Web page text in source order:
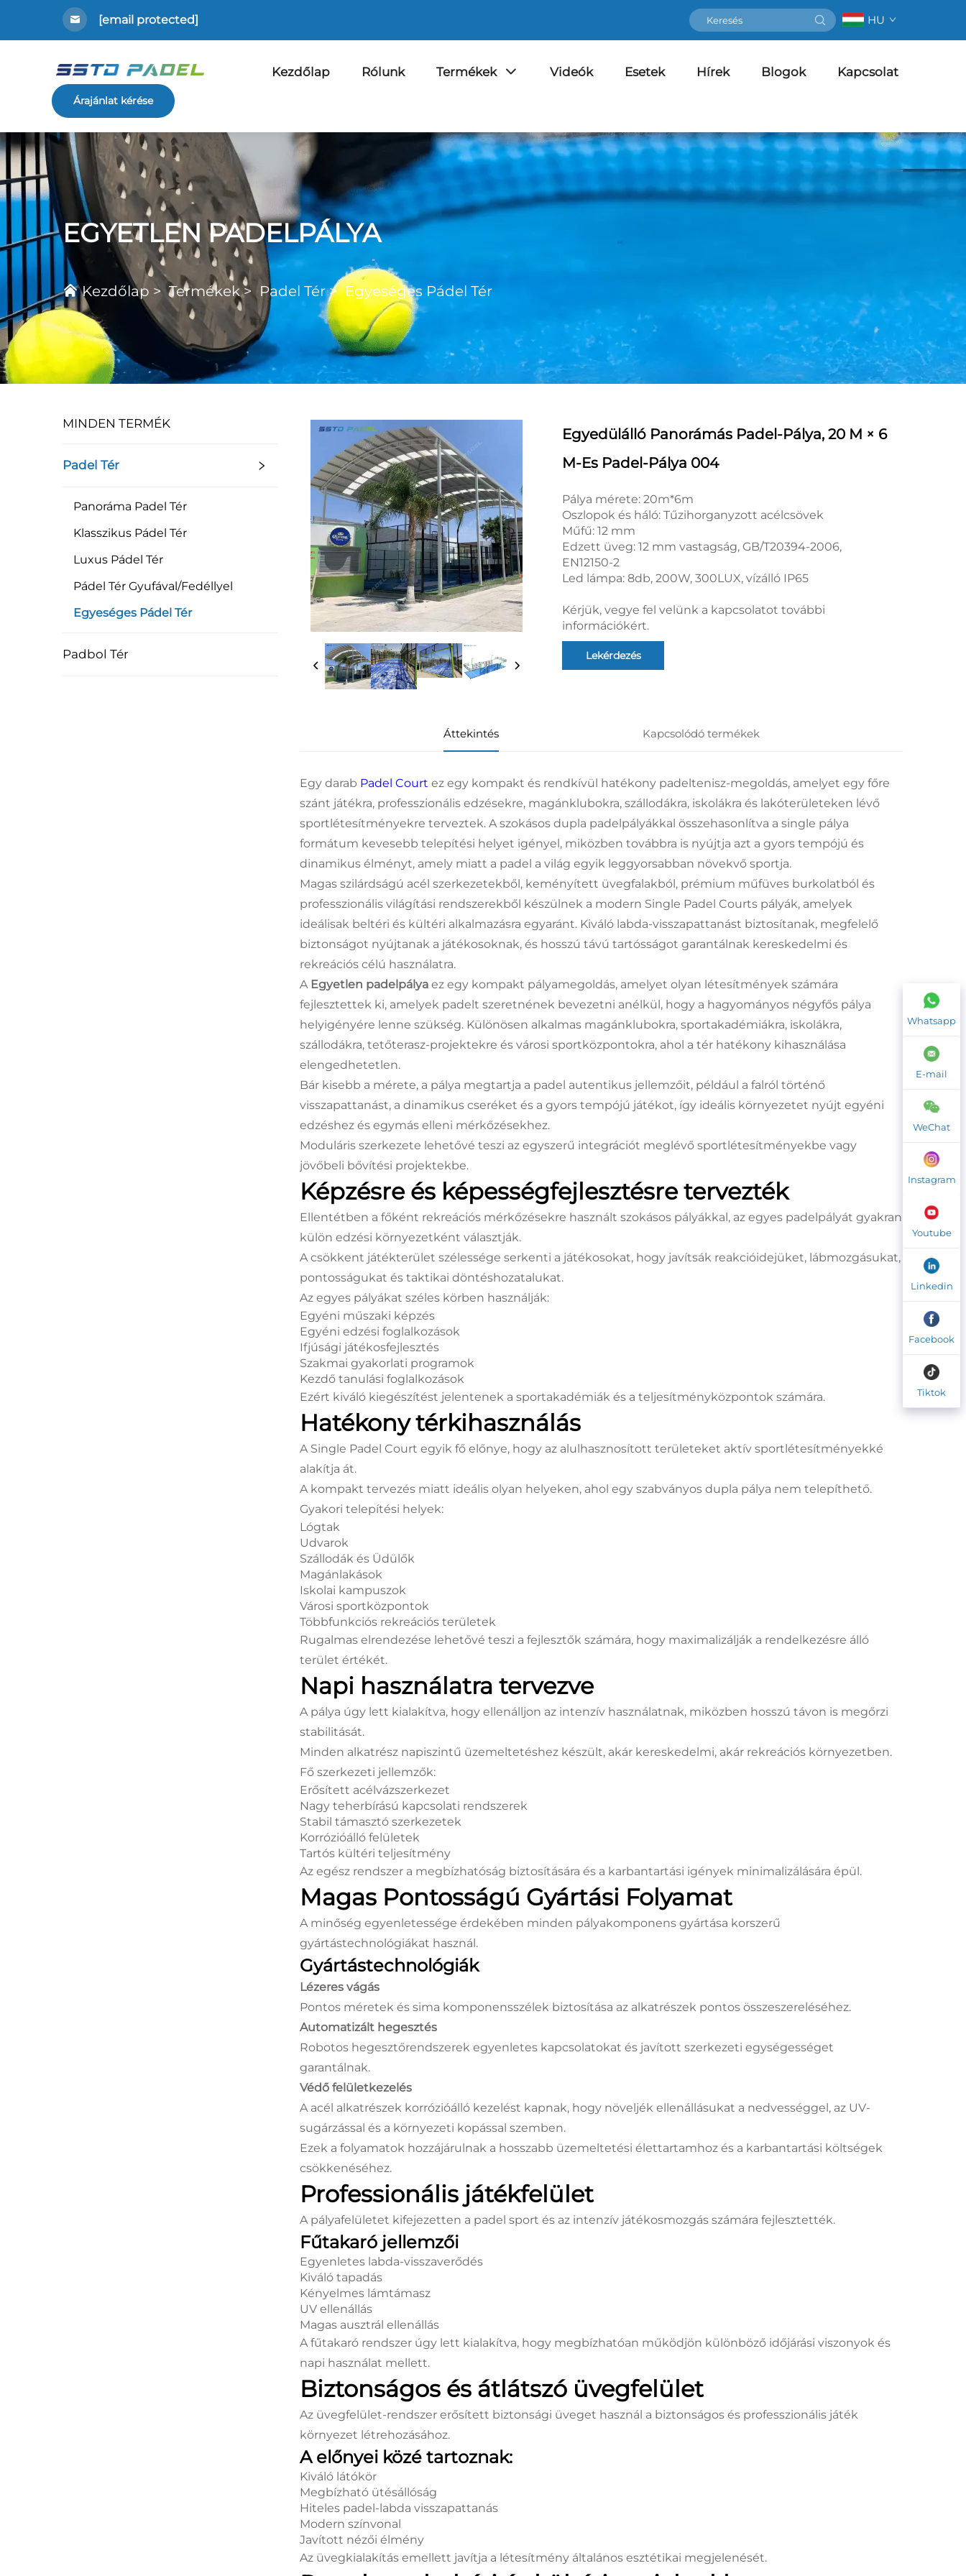
[email protected] HU
Kezdőlap Rólunk Termékek Videók Esetek Hírek Blogok Kapcsolat
Árajánlat kérése
EGYETLEN PADELPÁLYA
Kezdőlap >Termékek>Padel Tér>Egyeséges Pádel Tér
MINDEN TERMÉK
Padel Tér
Panoráma Padel Tér
Klasszikus Pádel Tér
Luxus Pádel Tér
Pádel Tér Gyufával/Fedéllyel
Egyeséges Pádel Tér
Padbol Tér
Egyedülálló Panorámás Padel-Pálya, 20 M × 6
M-Es Padel-Pálya 004
Pálya mérete: 20m*6m
Oszlopok és háló: Tűzihorganyzott acélcsövek
Műfű: 12 mm
Edzett üveg: 12 mm vastagság, GB/T20394-2006,
EN12150-2
Led lámpa: 8db, 200W, 300LUX, vízálló IP65
Kérjük, vegye fel velünk a kapcsolatot további
információkért.
Lekérdezés
Áttekintés Kapcsolódó termékek
Egy darab Padel Court ez egy kompakt és rendkívül hatékony padeltenisz-megoldás, amelyet egy főre
szánt játékra, professzionális edzésekre, magánklubokra, szállodákra, iskolákra és lakóterületeken lévő
sportlétesítményekre terveztek. A szokásos dupla padelpályákkal összehasonlítva a single pálya
formátum kevesebb telepítési helyet igényel, miközben továbbra is nyújtja azt a gyors tempójú és
dinamikus élményt, amely miatt a padel a világ egyik leggyorsabban növekvő sportja.
Magas szilárdságú acél szerkezetekből, keményített üvegfalakból, prémium műfüves burkolatból és
professzionális világítási rendszerekből készülnek a modern Single Padel Courts pályák, amelyek
ideálisak beltéri és kültéri alkalmazásra egyaránt. Kiváló labda-visszapattanást biztosítanak, megfelelő
biztonságot nyújtanak a játékosoknak, és hosszú távú tartósságot garantálnak kereskedelmi és
rekreációs célú használatra.
A Egyetlen padelpálya ez egy kompakt pályamegoldás, amelyet olyan létesítmények számára
fejlesztettek ki, amelyek padelt szeretnének bevezetni anélkül, hogy a hagyományos négyfős pálya
helyigényére lenne szükség. Különösen alkalmas magánklubokra, sportakadémiákra, iskolákra,
szállodákra, tetőterasz-projektekre és városi sportközpontokra, ahol a tér hatékony kihasználása
elengedhetetlen.
Bár kisebb a mérete, a pálya megtartja a padel autentikus jellemzőit, például a falról történő
visszapattanást, a dinamikus cseréket és a gyors tempójú játékot, így ideális környezetet nyújt egyéni
edzéshez és egymás elleni mérkőzésekhez.
Moduláris szerkezete lehetővé teszi az egyszerű integrációt meglévő sportlétesítményekbe vagy
jövőbeli bővítési projektekbe.
Képzésre és képességfejlesztésre tervezték
Ellentétben a főként rekreációs mérkőzésekre használt szokásos pályákkal, az egyes padelpályát gyakran
külön edzési környezetként választják.
A csökkent játékterület szélessége serkenti a játékosokat, hogy javítsák reakcióidejüket, lábmozgásukat,
pontosságukat és taktikai döntéshozatalukat.
Az egyes pályákat széles körben használják:
Egyéni műszaki képzés
Egyéni edzési foglalkozások
Ifjúsági játékosfejlesztés
Szakmai gyakorlati programok
Kezdő tanulási foglalkozások
Ezért kiváló kiegészítést jelentenek a sportakadémiák és a teljesítményközpontok számára.
Hatékony térkihasználás
A Single Padel Court egyik fő előnye, hogy az alulhasznosított területeket aktív sportlétesítményekké
alakítja át.
A kompakt tervezés miatt ideális olyan helyeken, ahol egy szabványos dupla pálya nem telepíthető.
Gyakori telepítési helyek:
Lógtak
Udvarok
Szállodák és Üdülők
Magánlakások
Iskolai kampuszok
Városi sportközpontok
Többfunkciós rekreációs területek
Rugalmas elrendezése lehetővé teszi a fejlesztők számára, hogy maximalizálják a rendelkezésre álló
terület értékét.
Napi használatra tervezve
A pálya úgy lett kialakítva, hogy ellenálljon az intenzív használatnak, miközben hosszú távon is megőrzi
stabilitását.
Minden alkatrész napiszintű üzemeltetéshez készült, akár kereskedelmi, akár rekreációs környezetben.
Fő szerkezeti jellemzők:
Erősített acélvázszerkezet
Nagy teherbírású kapcsolati rendszerek
Stabil támasztó szerkezetek
Korrózióálló felületek
Tartós kültéri teljesítmény
Az egész rendszer a megbízhatóság biztosítására és a karbantartási igények minimalizálására épül.
Magas Pontosságú Gyártási Folyamat
A minőség egyenletessége érdekében minden pályakomponens gyártása korszerű
gyártástechnológiákat használ.
Gyártástechnológiák
Lézeres vágás
Pontos méretek és sima komponensszélek biztosítása az alkatrészek pontos összeszereléséhez.
Automatizált hegesztés
Robotos hegesztőrendszerek egyenletes kapcsolatokat és javított szerkezeti egységességet
garantálnak.
Védő felületkezelés
A acél alkatrészek korrózióálló kezelést kapnak, hogy növeljék ellenállásukat a nedvességgel, az UV-
sugárzással és a környezeti kopással szemben.
Ezek a folyamatok hozzájárulnak a hosszabb üzemeltetési élettartamhoz és a karbantartási költségek
csökkenéséhez.
Professionális játékfelület
A pályafelületet kifejezetten a padel sport és az intenzív játékosmozgás számára fejlesztették.
Fűtakaró jellemzői
Egyenletes labda-visszaverődés
Kiváló tapadás
Kényelmes lámtámasz
UV ellenállás
Magas ausztrál ellenállás
A fűtakaró rendszer úgy lett kialakítva, hogy megbízhatóan működjön különböző időjárási viszonyok és
napi használat mellett.
Biztonságos és átlátszó üvegfelület
Az üvegfelület-rendszer erősített biztonsági üveget használ a biztonságos és professzionális játék
környezet létrehozásához.
A előnyei közé tartoznak:
Kiváló látókör
Megbízható ütésállóság
Hiteles padel-labda visszapattanás
Modern színvonal
Javított nézői élmény
Az üvegkialakítás emellett javítja a létesítmény általános esztétikai megjelenését.
Whatsapp
E-mail
WeChat
Instagram
Youtube
Linkedin
Facebook
Tiktok